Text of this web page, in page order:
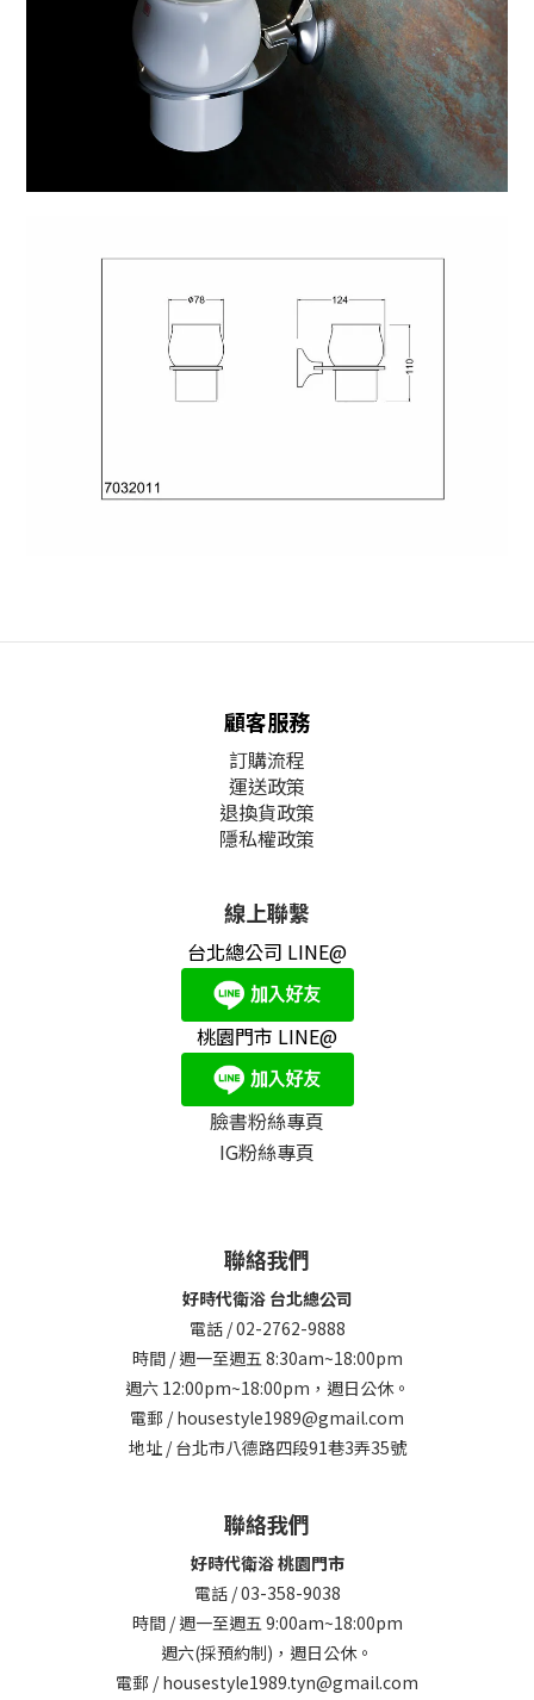
顧客服務
訂購流程
運送政策
退換貨政策
隱私權政策
線上聯繫
台北總公司 LINE@
桃園門市 LINE@
臉書粉絲專頁
IG粉絲專頁
聯絡我們
好時代衛浴 台北總公司
電話 / 02-2762-9888
時間 / 週一至週五 8:30am~18:00pm
週六 12:00pm~18:00pm，週日公休。
電郵 / housestyle1989@gmail.com
地址 / 台北市八德路四段91巷3弄35號
聯絡我們
好時代衛浴 桃園門市
電話 / 03-358-9038
時間 / 週一至週五 9:00am~18:00pm
週六(採預約制)，週日公休。
電郵 / housestyle1989.tyn@gmail.com